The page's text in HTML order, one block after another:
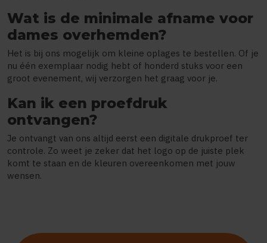
Wat is de minimale afname voor
dames overhemden?
Het is bij ons mogelijk om kleine oplages te bestellen. Of je
nu één exemplaar nodig hebt of honderd stuks voor een
groot evenement, wij verzorgen het graag voor je.
Kan ik een proefdruk
ontvangen?
Je ontvangt van ons altijd eerst een digitale drukproef ter
controle. Zo weet je zeker dat het logo op de juiste plek
komt te staan en de kleuren overeenkomen met jouw
wensen.